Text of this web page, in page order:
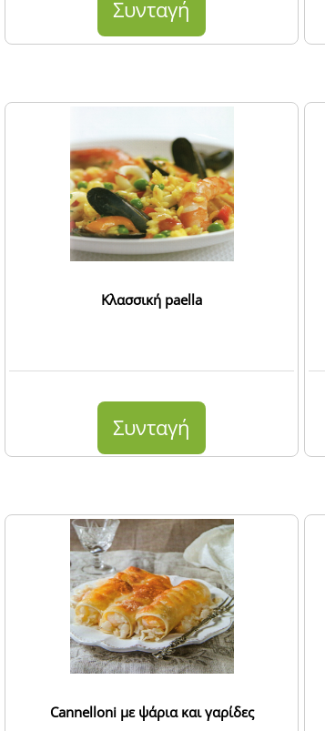
Συνταγή
Κλασσική paella
Συνταγή
Cannelloni με ψάρια και γαρίδες